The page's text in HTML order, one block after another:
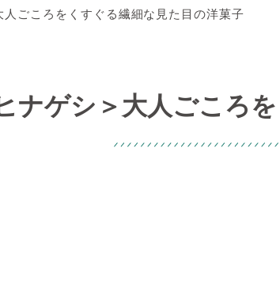
人ごころをくすぐる繊細な見た目の洋菓子
ナゲシ＞大人ごころ